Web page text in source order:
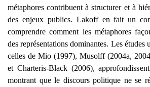
métaphores contribuent à structurer et à
des enjeux publics. Lakoff en fait un
comprendre comment les métaphores
des représentations dominantes. Les études
celles de Mio (1997), Musolff (2004a,
et Charteris-Black (2006),
montrant que le discours politique ne se